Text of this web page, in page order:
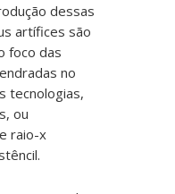
dessas
artífices são
foco das
no
tecnologias,
ou
raio-x